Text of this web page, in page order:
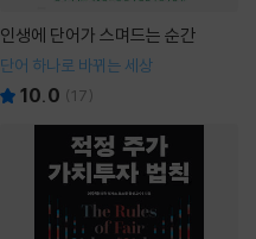
인생에 단어가 스며드는 순간
단어 하나로 바뀌는 세상
10.0 (17)